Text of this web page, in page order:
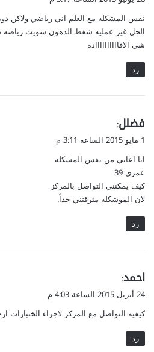
ل
الحل غير عمليه شفط الدهون سويت رياضه
شي الافااااااااااده
رد
ي
ق
ل
فضلل:
1 مايو 2015 الساعة 3:11 م
انا اعاني من نفس المشكله
عمري 39
كيف يمكنني التواصل بالمركز
لان الموشكله مئرقتني جداً.
رد
ي
ق
ل
احمد:
24 أبريل 2015 الساعة 4:03 م
كيفيه التواصل مع المركز لاجراء الختبارات
رد